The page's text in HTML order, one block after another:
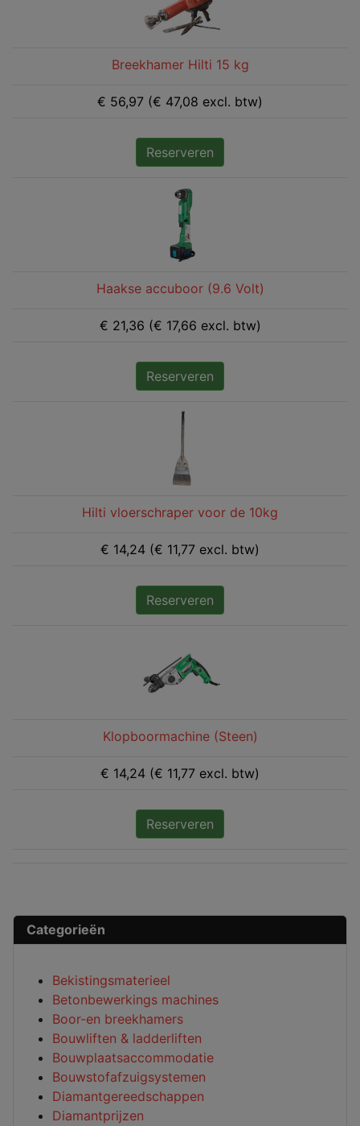
Categorieën
Bekistingsmaterieel
Betonbewerkings machines
Boor-en breekhamers
Bouwliften & ladderliften
Bouwplaatsaccommodatie
Bouwstofafzuigsystemen
Diamantgereedschappen
Diamantprijzen
Breekhamer Hilti 15 kg
€ 56,97 (€ 47,08 excl. btw)
Reserveren
Haakse accuboor (9.6 Volt)
€ 21,36 (€ 17,66 excl. btw)
Reserveren
Hilti vloerschraper voor de 10kg
€ 14,24 (€ 11,77 excl. btw)
Reserveren
Klopboormachine (Steen)
€ 14,24 (€ 11,77 excl. btw)
Reserveren